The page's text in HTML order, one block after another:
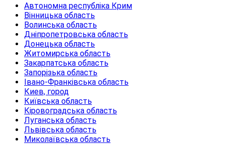
Автономна республіка Крим
Вінницька область
Волинська область
Дніпропетровська область
Донецька область
Житомирська область
Закарпатська область
Запорізька область
Івано-Франківська область
Киев, город
Київська область
Кіровоградська область
Луганська область
Львівська область
Миколаївська область